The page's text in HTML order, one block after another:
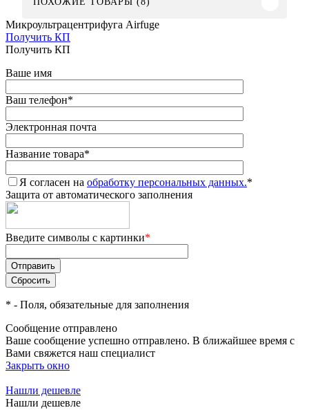
Микроультрацентрифуга Airfuge
Получить КП
Получить КП
Ваше имя
Ваш телефон*
Электронная почта
Название товара*
Я согласен на обработку персональных данных.*
Защита от автоматического заполнения
Введите символы с картинки*
* - Поля, обязательные для заполнения
Сообщение отправлено
Ваше сообщение успешно отправлено. В ближайшее время с
Вами свяжется наш специалист
Закрыть окно
Нашли дешевле
Нашли дешевле